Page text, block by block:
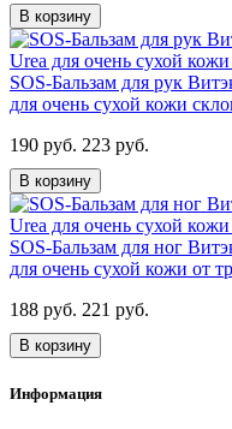
В корзину
SOS-Бальзам для рук
для очень сухой кожи
190 руб. 223 руб.
В корзину
SOS-Бальзам для ног
для очень сухой кожи от
188 руб. 221 руб.
В корзину
Информация